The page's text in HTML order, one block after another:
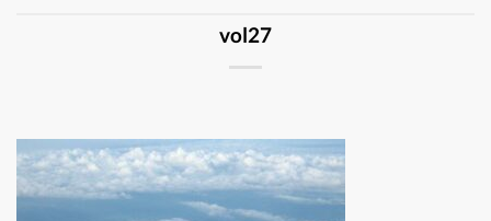
vol27